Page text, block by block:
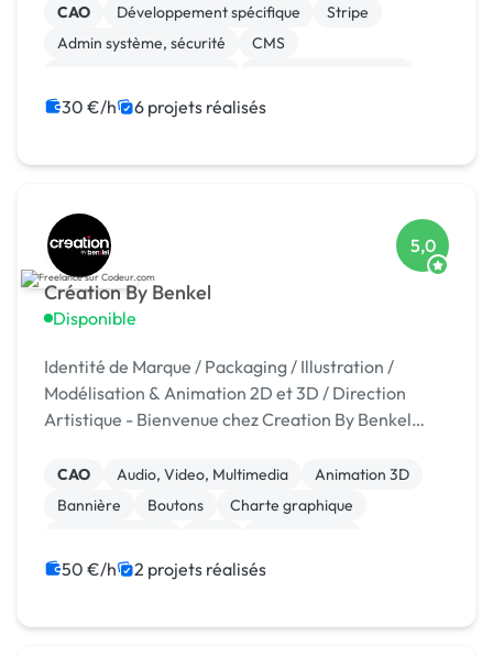
Stripe.
CAO Développement spécifique
Stripe
Admin système, sécurité
CMS
Gestion site web
Installation de Script
30 €/h 6 projets réalisés
Création By Benkel
Disponible
5,0
Identité de Marque / Packaging / Illustration /
Modélisation & Animation 2D et 3D / Direction
Artistique - Bienvenue chez Creation By Benkel
Alicante, Espagne ! Chez Creation , nous sommes
p...
CAO Audio, Video, Multimedia
Animation 3D
Bannière
Boutons
Charte graphique
Motion design
50 €/h 2 projets réalisés